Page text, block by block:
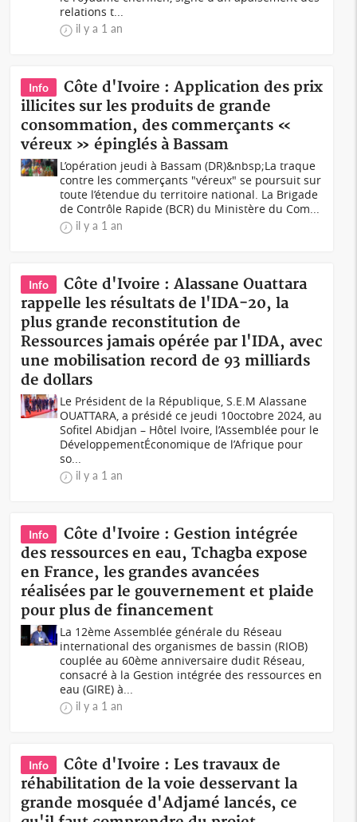
relations t...
il y a 1 an
Info
Côte d'Ivoire : Application des prix
illicites sur les produits de grande
consommation, des commerçants «
véreux » épinglés à Bassam
L’opération jeudi à Bassam (DR)&nbsp;La traque
contre les commerçants "véreux" se poursuit sur
toute l’étendue du territoire national. La Brigade
de Contrôle Rapide (BCR) du Ministère du Com...
il y a 1 an
Info
Côte d'Ivoire : Alassane Ouattara
rappelle les résultats de l'IDA-20, la
plus grande reconstitution de
Ressources jamais opérée par l'IDA, avec
une mobilisation record de 93 milliards
de dollars
Le Président de la République, S.E.M Alassane
OUATTARA, a présidé ce jeudi 10octobre 2024, au
Sofitel Abidjan – Hôtel Ivoire, l’Assemblée pour le
DéveloppementÉconomique de l’Afrique pour
so...
il y a 1 an
Info
Côte d'Ivoire : Gestion intégrée
des ressources en eau, Tchagba expose
en France, les grandes avancées
réalisées par le gouvernement et plaide
pour plus de financement
La 12ème Assemblée générale du Réseau
international des organismes de bassin (RIOB)
couplée au 60ème anniversaire dudit Réseau,
consacré à la Gestion intégrée des ressources en
eau (GIRE) à...
il y a 1 an
Info
Côte d'Ivoire : Les travaux de
réhabilitation de la voie desservant la
grande mosquée d'Adjamé lancés, ce